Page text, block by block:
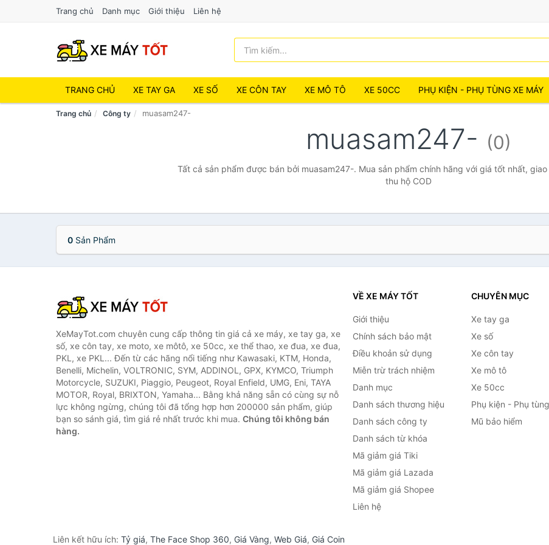
Trang chủ Danh mục Giới thiệu Liên hệ
TRANG CHỦ XE TAY GA XE SỐ XE CÔN TAY XE MÔ TÔ XE 50CC PHỤ KIỆN - PHỤ TÙNG XE MÁY
Trang chủ Công ty muasam247-
muasam247- (0)
Tất cả sản phẩm được bán bởi muasam247-. Mua sản phẩm chính hãng với giá tốt nhất,
thu hộ COD
0 Sản Phẩm
XeMayTot.com chuyên cung cấp thông tin giá cả xe máy, xe tay ga, xe
số, xe côn tay, xe moto, xe môtô, xe 50cc, xe thể thao, xe đua, xe đua,
PKL, xe PKL... Đến từ các hãng nổi tiếng như Kawasaki, KTM, Honda,
Benelli, Michelin, VOLTRONIC, SYM, ADDINOL, GPX, KYMCO, Triumph
Motorcycle, SUZUKI, Piaggio, Peugeot, Royal Enfield, UMG, Eni, TAYA
MOTOR, Royal, BRIXTON, Yamaha... Bằng khả năng sẵn có cùng sự nỗ
lực không ngừng, chúng tôi đã tổng hợp hơn 200000 sản phẩm, giúp
bạn so sánh giá, tìm giá rẻ nhất trước khi mua. Chúng tôi không bán
hàng.
VỀ XE MÁY TỐT
Giới thiệu
Chính sách bảo mật
Điều khoản sử dụng
Miễn trừ trách nhiệm
Danh mục
Danh sách thương hiệu
Danh sách công ty
Danh sách từ khóa
Mã giảm giá Tiki
Mã giảm giá Lazada
Mã giảm giá Shopee
Liên hệ
CHUYÊN MỤC
Xe tay ga
Xe số
Xe côn tay
Xe mô tô
Xe 50cc
Phụ kiện - Phụ
Mũ bảo hiểm
Liên kết hữu ích: Tỷ giá, The Face Shop 360, Giá Vàng, Web Giá, Giá Coin